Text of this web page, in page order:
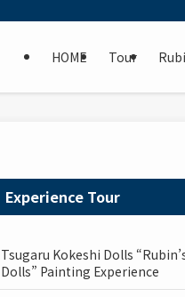
HOME Tour
Experience Tour
Tsugaru Kokeshi Dolls
Dolls” Painting Experience